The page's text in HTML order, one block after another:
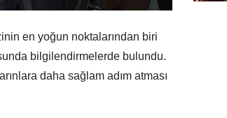
en yoğun noktalarından biri
bilgilendirmelerde bulundu.
daha sağlam adım atması